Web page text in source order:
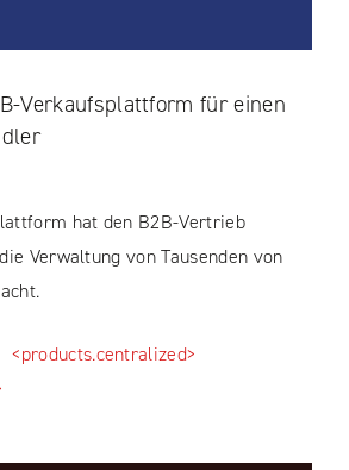
Verkaufsplattform für einen
hat den B2B-Vertrieb
Verwaltung von Tausenden von
<products.centralized>